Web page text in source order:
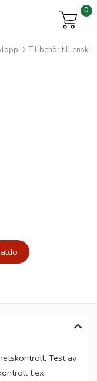
0
Tillbehör till enskil
Test av
t.ex.